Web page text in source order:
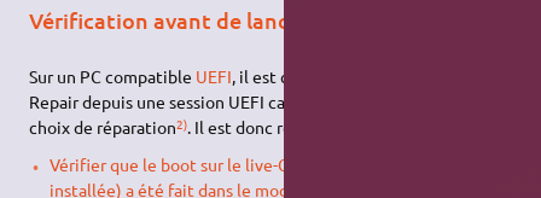
Vérification avant de lancer l'outil
Sur un PC compatible UEFI, il est conseillé d'utiliser Boot-
Repair depuis une session UEFI car cela permet un plus grand
choix de réparation2). Il est donc recommandé de:
Vérifier que le boot sur le live-CD (ou live-USB ou session
installée) a été fait dans le mode souhaité